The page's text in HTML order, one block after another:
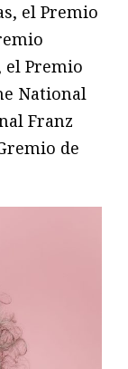
el Premio
el Premio
National
Franz
de